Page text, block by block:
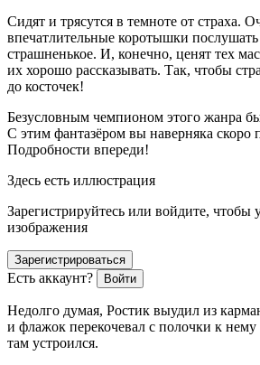
Сидят и трясутся в темноте от страха.
впечатлительные коротышки
страшненькое. И, конечно, ценят тех
их хорошо рассказывать. Так, чтобы
до косточек!
Безусловным чемпионом этого жанра
С этим фантазёром вы наверняка скоро
Подробности впереди!
Здесь есть иллюстрация
Зарегистрируйтесь или войдите, чтобы
изображения
Зарегистрироваться
Есть аккаунт? Войти
Недолго думая, Ростик выудил из
и флажок перекочевал с полочки к
там устроился.